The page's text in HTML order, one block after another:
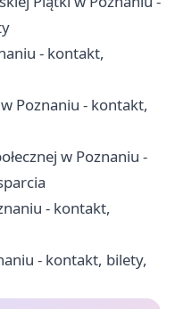
- kontakt,
Poznaniu - kontakt,
w Poznaniu -
- kontakt,
- kontakt, bilety,